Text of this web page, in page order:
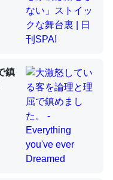
不足してて両方に不
とあって面白い。海に
はカルシウムを使わ
「昆虫はなぜ海にいな
に使う脊椎動物と貝
鎮